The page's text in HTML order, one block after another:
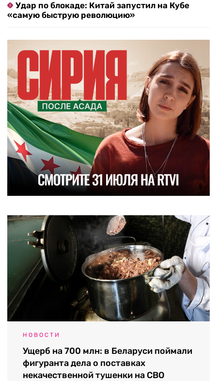
Удар по блокаде: Китай запустил на Кубе
«самую быструю революцию»
НОВОСТИ
Ущерб на 700 млн: в Беларуси поймали
фигуранта дела о поставках
некачественной тушенки на СВО